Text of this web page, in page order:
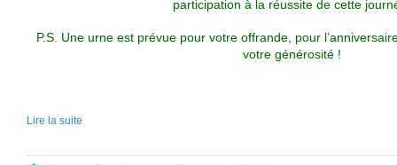
participation à la réussite de cette
P.S. Une urne est prévue pour votre offrande, pour
votre générosité !
Lire la suite